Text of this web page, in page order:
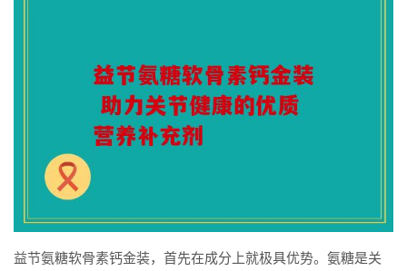
益节氨糖软骨素钙金装，首先在成分上就极具优势。氨糖是关